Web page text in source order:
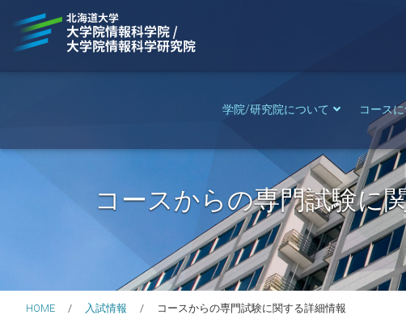
学院/研究院について コース
コースからの専門試験に
HOME 入試情報 コースからの専門試験に関する詳細情報